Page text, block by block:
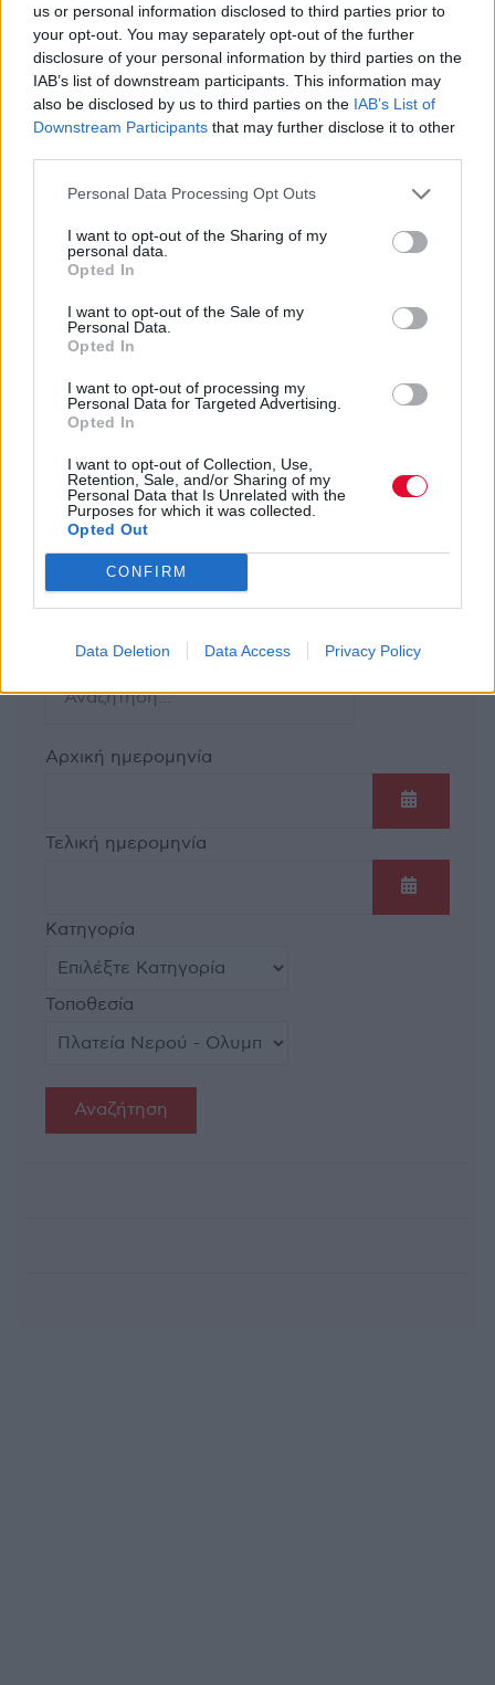
us or personal information disclosed to third parties prior to
your opt-out. You may separately opt-out of the further
disclosure of your personal information by third parties on the
IAB’s list of downstream participants. This information may
also be disclosed by us to third parties on the IAB’s List of
Downstream Participants that may further disclose it to other
Personal Data Processing Opt Outs
I want to opt-out of the Sharing of my
personal data.
Opted In
I want to opt-out of the Sale of my
Personal Data.
Opted In
I want to opt-out of processing my
Personal Data for Targeted Advertising.
Opted In
I want to opt-out of Collection, Use,
Retention, Sale, and/or Sharing of my
Personal Data that Is Unrelated with the
Purposes for which it was collected.
Opted Out
CONFIRM
Data Deletion Data Access Privacy Policy
Αρχική ημερομηνία
Ανοίξτε
Τελική ημερομηνία
Ανοίξτε
Κατηγορία
Τοποθεσία